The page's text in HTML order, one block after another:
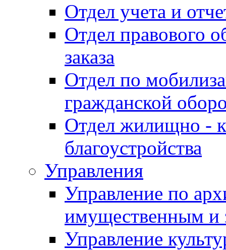
Отдел учета и
Отдел правового
заказа
Отдел по
гражданской
Отдел жилищно -
благоустройства
Управления
Управление по
имущественным и
Управление